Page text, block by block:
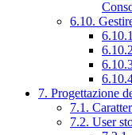
6.10.
7. Progettazione
7.1.
7.2. User